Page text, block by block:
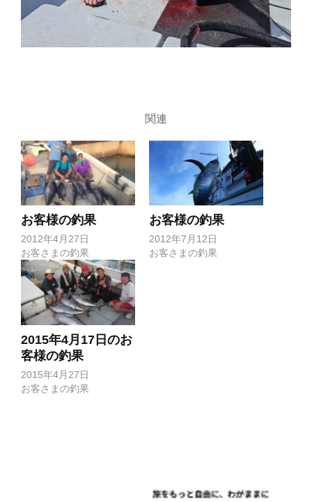
関連
お客様の釣果
2012年4月27日
お客さまの釣果
お客様の釣果
2012年7月12日
お客さまの釣果
2015年4月17日のお
客様の釣果
2015年4月27日
お客さまの釣果